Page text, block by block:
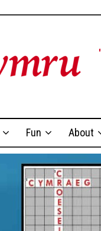
Fun About